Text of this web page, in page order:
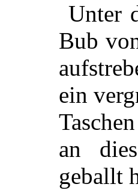
Unter
Bub
ein
an
geballt